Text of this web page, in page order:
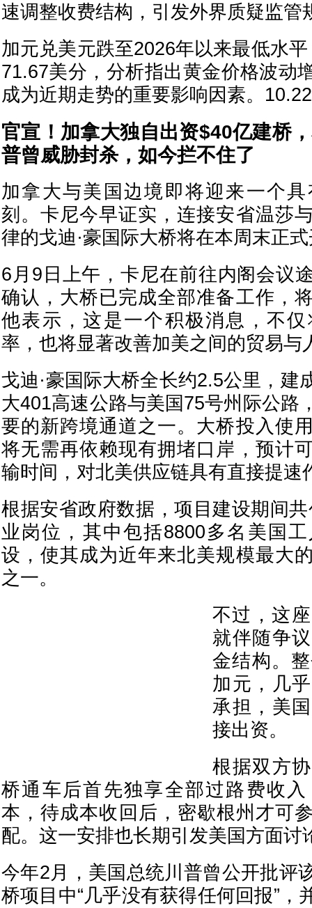
速调整收费结构，引发外界质疑监管
加元兑美元跌至2026年以来最低水
71.67美分，分析指出黄金价格波动
成为近期走势的重要影响因素。10.22
官宣！加拿大独自出资$40亿建桥
普曾威胁封杀，如今拦不住了
加拿大与美国边境即将迎来一个
刻。卡尼今早证实，连接安省温莎
律的戈迪·豪国际大桥将在本周末正
6月9日上午，卡尼在前往内阁会议
确认，大桥已完成全部准备工作，
他表示，这是一个积极消息，不
率，也将显著改善加美之间的贸易与
戈迪·豪国际大桥全长约2.5公里，建
大401高速公路与美国75号州际公路
要的新跨境通道之一。大桥投入使
将无需再依赖现有拥堵口岸，预计
输时间，对北美供应链具有直接提速
根据安省政府数据，项目建设期间
业岗位，其中包括8800多名美国
设，使其成为近年来北美规模最大
之一。
不过，这
就伴随争
金结构。
加元，几
承担，美
接出资。
根据双方
桥通车后首先独享全部过路费收
本，待成本收回后，密歇根州才可
配。这一安排也长期引发美国方面讨
今年2月，美国总统川普曾公开批评
桥项目中“几乎没有获得任何回报”，